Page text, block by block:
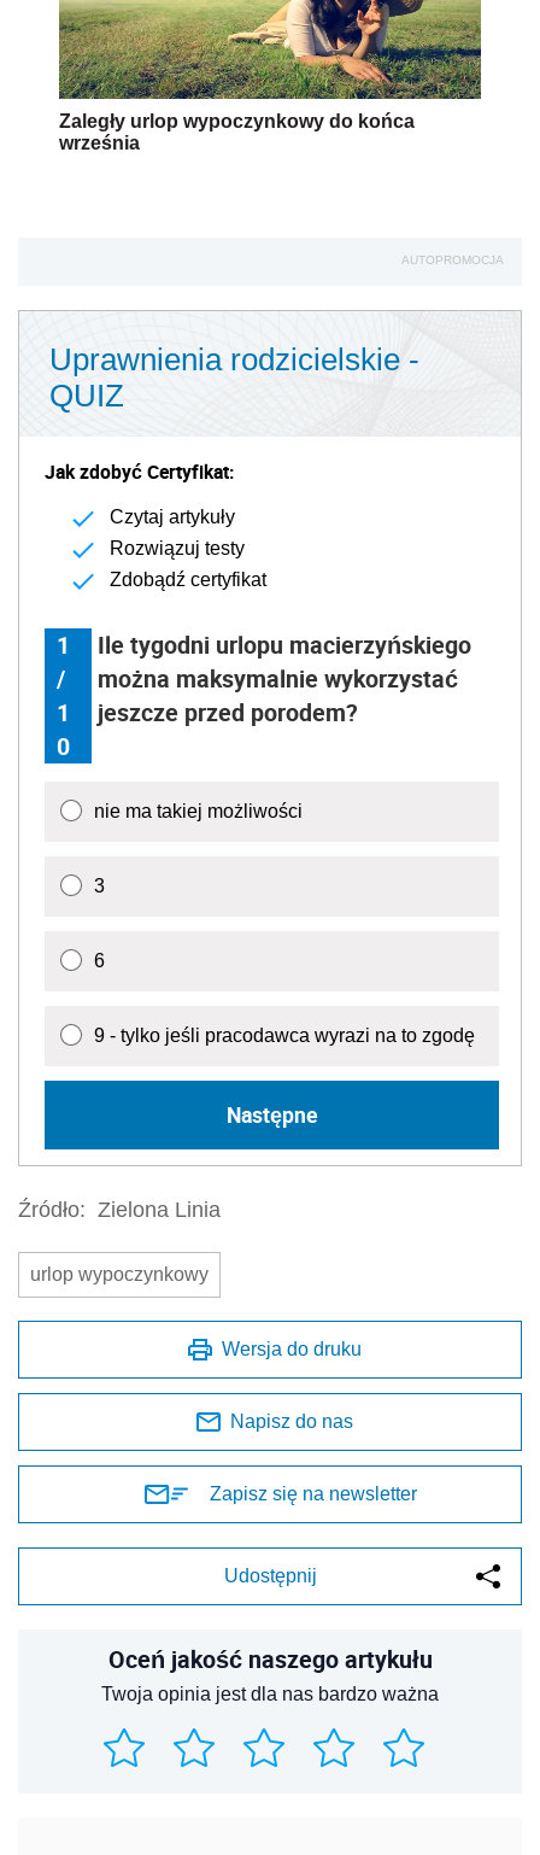
Zaległy urlop wypoczynkowy do końca
września
AUTOPROMOCJA
Uprawnienia rodzicielskie -
QUIZ
Jak zdobyć Certyfikat:
Czytaj artykuły
Rozwiązuj testy
Zdobądź certyfikat
1
/
1
0
Ile tygodni urlopu macierzyńskiego
można maksymalnie wykorzystać
jeszcze przed porodem?
nie ma takiej możliwości
3
6
9 - tylko jeśli pracodawca wyrazi na to zgodę
Następne
Źródło: Zielona Linia
urlop wypoczynkowy
Wersja do druku
Napisz do nas
Zapisz się na newsletter
Udostępnij
Oceń jakość naszego artykułu
Twoja opinia jest dla nas bardzo ważna